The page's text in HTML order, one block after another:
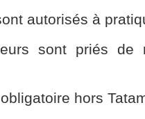
autorisés à
sont priés de
hors